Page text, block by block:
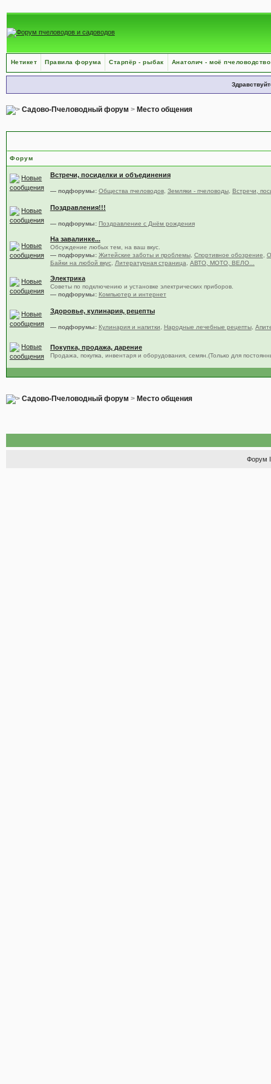
Нетикет Правила форума Старпёр - рыбак Анатолич - моё пчеловодство
Садово-Пчеловодный форум > Место общения
Форум
Встречи, посиделки и объединения
— подфорумы: Общества пчеловодов, Земляки - пчеловоды, Встречи,
Поздравления!!!
— подфорумы: Поздравление с Днём рождения
На завалинке...
Обсуждение любых тем, на ваш вкус.
— подфорумы: Житейские заботы и проблемы, Спортивное обозрение
Байки на любой вкус, Литературная страница АВТО, МОТО, ВЕЛО...
Электрика
Советы по подключению и установке электрических приборов.
— подфорумы: Компьютер и интернет
Здоровье, кулинария, рецепты
— подфорумы: Кулинария и напитки Народные лечебные рецепты,
Покупка, продажа, дарение
Продажа, покупка, инвентаря и оборудования, семян.(Только для
Садово-Пчеловодный форум > Место общения
Форум